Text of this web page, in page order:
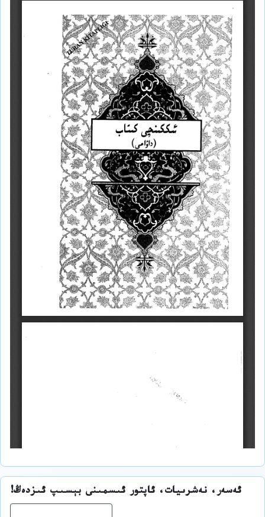
ئەسەر، نەشرىيات، ئاپتور ئىسمىنى بېسىپ ئىزدەڭ!